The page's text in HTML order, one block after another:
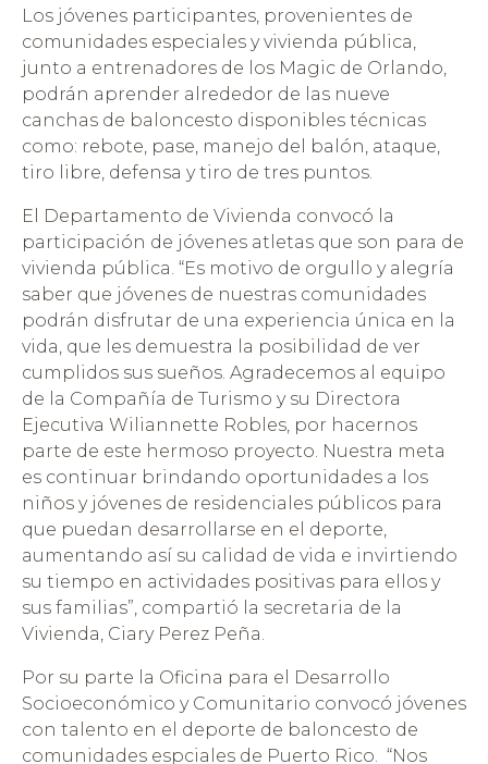
Los jóvenes participantes, provenientes de
comunidades especiales y vivienda pública,
junto a entrenadores de los Magic de Orlando,
podrán aprender alrededor de las nueve
canchas de baloncesto disponibles técnicas
como: rebote, pase, manejo del balón, ataque,
tiro libre, defensa y tiro de tres puntos.
El Departamento de Vivienda convocó la
participación de jóvenes atletas que son para de
vivienda pública. “Es motivo de orgullo y alegría
saber que jóvenes de nuestras comunidades
podrán disfrutar de una experiencia única en la
vida, que les demuestra la posibilidad de ver
cumplidos sus sueños. Agradecemos al equipo
de la Compañía de Turismo y su Directora
Ejecutiva Wiliannette Robles, por hacernos
parte de este hermoso proyecto. Nuestra meta
es continuar brindando oportunidades a los
niños y jóvenes de residenciales públicos para
que puedan desarrollarse en el deporte,
aumentando así su calidad de vida e invirtiendo
su tiempo en actividades positivas para ellos y
sus familias”, compartió la secretaria de la
Vivienda, Ciary Perez Peña.
Por su parte la Oficina para el Desarrollo
Socioeconómico y Comunitario convocó jóvenes
con talento en el deporte de baloncesto de
comunidades espciales de Puerto Rico. “Nos